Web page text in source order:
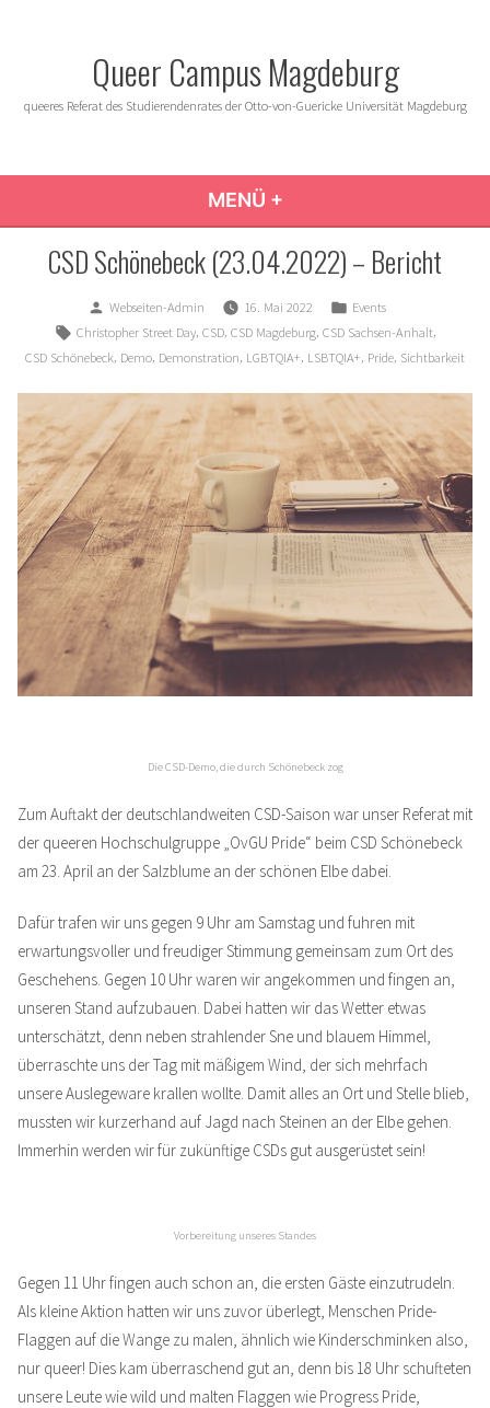
Queer Campus Magdeburg
queeres Referat des Studierendenrates der Otto-von-Guericke Universität Magdeburg
MENÜ +
CSD Schönebeck (23.04.2022) – Bericht
Verfasst
von
Webseiten-Admin 16. Mai 2022
Veröffentlicht
in
Events
Schlagwörter:
Christopher Street Day, CSD, CSD Magdeburg, CSD Sachsen-Anhalt,
CSD Schönebeck Demo Demonstration LGBTQIA+ LSBTQIA+ Pride Sichtbarkeit
Die CSD-Demo, die durch Schönebeck zog
Zum Auftakt der deutschlandweiten CSD-Saison war unser Referat mit
der queeren Hochschulgruppe „OvGU Pride“ beim CSD Schönebeck
am 23. April an der Salzblume an der schönen Elbe dabei.
Dafür trafen wir uns gegen 9 Uhr am Samstag und fuhren mit
erwartungsvoller und freudiger Stimmung gemeinsam zum Ort des
Geschehens. Gegen 10 Uhr waren wir angekommen und fingen an,
unseren Stand aufzubauen. Dabei hatten wir das Wetter etwas
unterschätzt, denn neben strahlender Sne und blauem Himmel,
überraschte uns der Tag mit mäßigem Wind, der sich mehrfach
unsere Auslegeware krallen wollte. Damit alles an Ort und Stelle blieb,
mussten wir kurzerhand auf Jagd nach Steinen an der Elbe gehen.
Immerhin werden wir für zukünftige CSDs gut ausgerüstet sein!
Vorbereitung unseres Standes
Gegen 11 Uhr fingen auch schon an, die ersten Gäste einzutrudeln.
Als kleine Aktion hatten wir uns zuvor überlegt, Menschen Pride-
Flaggen auf die Wange zu malen, ähnlich wie Kinderschminken also,
nur queer! Dies kam überraschend gut an, denn bis 18 Uhr schufteten
unsere Leute wie wild und malten Flaggen wie Progress Pride,